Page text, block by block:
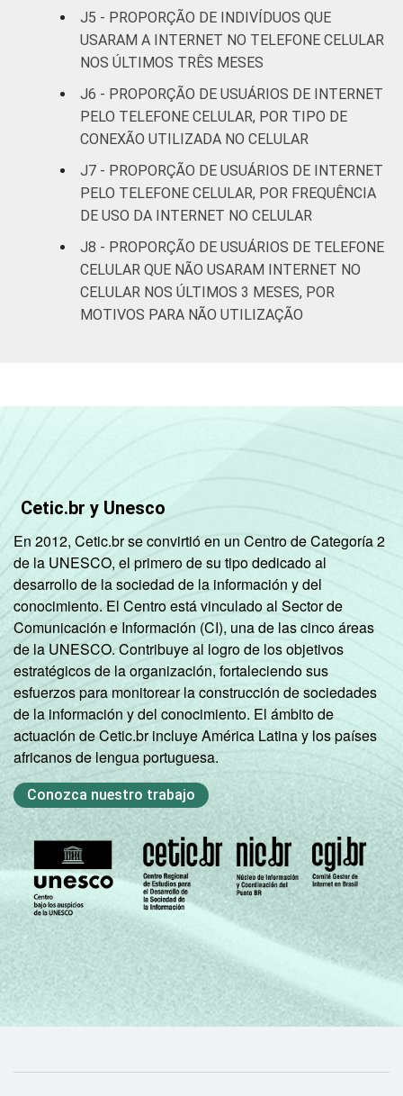
Familiar
Mais de 1
SM até 2 SM
85 14 0
Mais de 2
SM até 3 SM
91 9
Mais de 3
SM até 5 SM
94 6 0
SM até 10
SM
96 4 0
Mais de 10
social
Classe D/ E
Classe
social
2015
Classe A 96 4
Classe B 96 4
Classe C 92 8
Classe D/ E 76 24 0
Condição
de
atividade
PEA 92 8 0
Não PEA
Base: 174.952.644 pessoas. Dados
coletados entre Novembro de 2015 e Junho
de 2016.
J5 - PROPORÇÃO DE INDIVÍDUOS QUE
USARAM A INTERNET NO TELEFONE CELULAR
NOS ÚLTIMOS TRÊS MESES
J6 - PROPORÇÃO DE USUÁRIOS DE INTERNET
PELO TELEFONE CELULAR, POR TIPO DE
CONEXÃO UTILIZADA NO CELULAR
J7 - PROPORÇÃO DE USUÁRIOS DE INTERNET
PELO TELEFONE CELULAR, POR FREQUÊNCIA
DE USO DA INTERNET NO CELULAR
J8 - PROPORÇÃO DE USUÁRIOS DE TELEFONE
CELULAR QUE NÃO USARAM INTERNET NO
CELULAR NOS ÚLTIMOS 3 MESES, POR
MOTIVOS PARA NÃO UTILIZAÇÃO
Cetic.br y Unesco
En 2012, Cetic.br se convirtió en un Centro de Categoría 2
de la UNESCO, el primero de su tipo dedicado al
desarrollo de la sociedad de la información y del
conocimiento. El Centro está vinculado al Sector de
Comunicación e Información (CI), una de las cinco áreas
de la UNESCO. Contribuye al logro de los objetivos
estratégicos de la organización, fortaleciendo sus
esfuerzos para monitorear la construcción de sociedades
de la información y del conocimiento. El ámbito de
actuación de Cetic.br incluye América Latina y los países
africanos de lengua portuguesa.
Conozca nuestro trabajo